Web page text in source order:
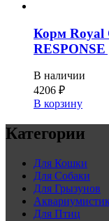
Корм Royal
В наличии
4206 ₽
В корзину
Категории
Для Кошки
Для Собаки
Для Грызунов
Для Птиц